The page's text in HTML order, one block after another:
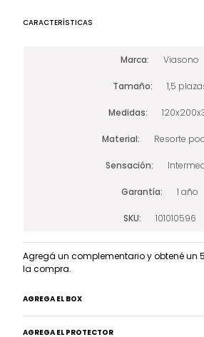
CARACTERÍSTICAS
Marca Viasono
Tamaño 1,5
Medidas
Material Resorte
Sensación
Garantía 1 año
SKU 101010596
Agregá un complementario y obtené un
la compra.
AGREGA EL BOX
AGREGA EL PROTECTOR